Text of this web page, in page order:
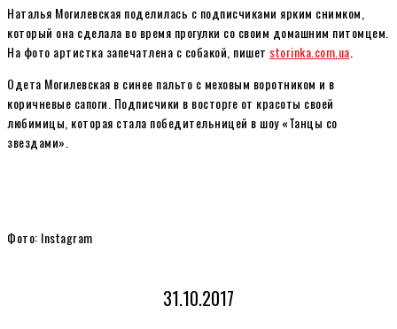
Наталья Могилевская поделилась с подписчиками ярким снимком,
который она сделала во время прогулки со своим домашним питомцем.
На фото артистка запечатлена с собакой, пишет storinka.com.ua
Одета Могилевская в синее пальто с меховым воротником и в
коричневые сапоги. Подписчики в восторге от красоты своей
любимицы, которая стала победительницей в шоу «Танцы со
звездами».
Фото: Instagram
31.10.2017